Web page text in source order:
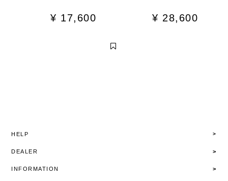
¥ 17,600 ¥ 28,600
HELP
DEALER
INFORMATION